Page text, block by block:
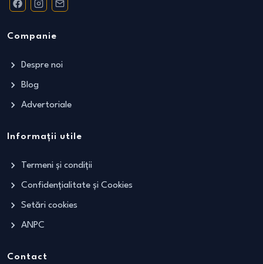
Companie
Despre noi
Blog
Advertoriale
Informații utile
Termeni și condiții
Confidențialitate și Cookies
Setări cookies
ANPC
Contact